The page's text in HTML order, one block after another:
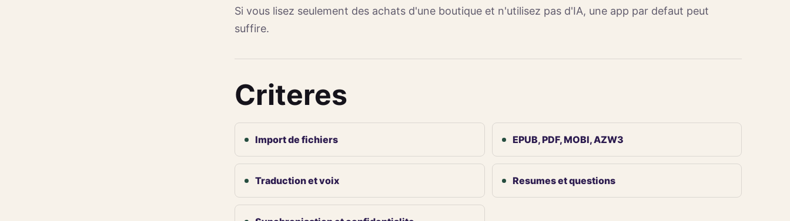
Si vous lisez seulement des achats d'une boutique et n'utilisez pas d'IA, une app par defaut peut
suffire.
Criteres
Import de fichiers EPUB, PDF, MOBI, AZW3
Traduction et voix Resumes et questions